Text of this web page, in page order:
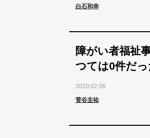
白石和幸
障がい者福祉
つては0件だ
2020.02.06
菅谷圭祐